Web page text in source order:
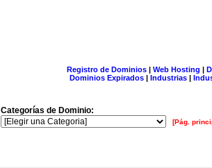
Registro de Dominios| Web Hosting |
Dominios Expirados | Industrias |
Categorías de Dominio:
[Pág.